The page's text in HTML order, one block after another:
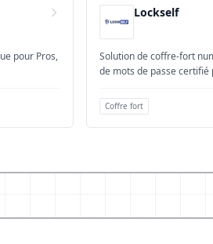
pour Pros,
Lockself
Solution de coffre-fort numérique et de gestion
de mots de passe certifié
Coffre fort